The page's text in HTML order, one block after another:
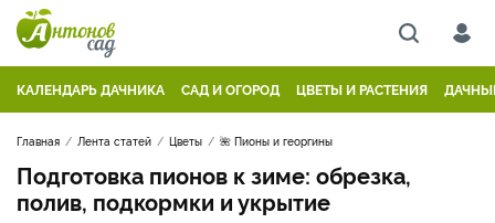
КАЛЕНДАРЬ ДАЧНИКА САД И ОГОРОД ЦВЕТЫ И РАСТЕНИЯ
Главная Лента статей Цветы 🌺 Пионы и георгины
Подготовка пионов к зиме: обрезка,
полив, подкормки и укрытие